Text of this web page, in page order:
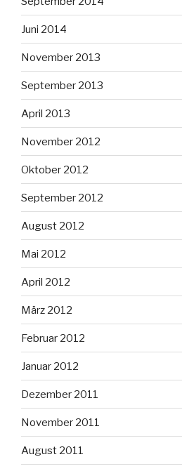
Juni 2014
November 2013
September 2013
April 2013
November 2012
Oktober 2012
September 2012
August 2012
Mai 2012
April 2012
März 2012
Februar 2012
Januar 2012
Dezember 2011
November 2011
August 2011